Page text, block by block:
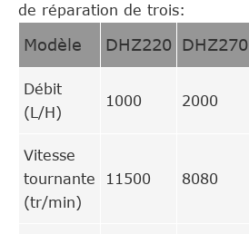
de réparation de trois:
Modèle DHZ220 DHZ270
Débit
(L/H)
1000 2000
Vitesse
tournante
(tr/min)
11500 8080